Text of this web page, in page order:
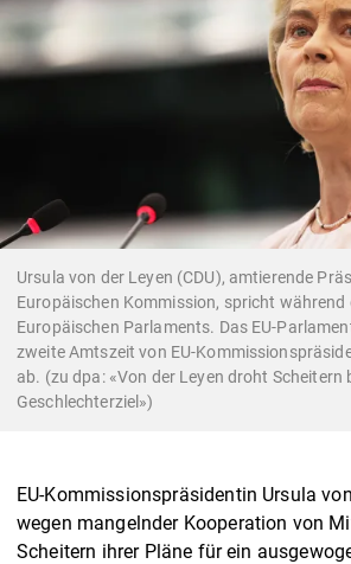
Ursula von der Leyen (CDU), amtierende
Europäischen Kommission, spricht
Europäischen Parlaments. Das EU-
zweite Amtszeit von EU-
ab. (zu dpa: «Von der Leyen droht Scheitern
Geschlechterziel»)
EU-Kommissionspräsidentin Ursula
wegen mangelnder Kooperation von
Scheitern ihrer Pläne für ein